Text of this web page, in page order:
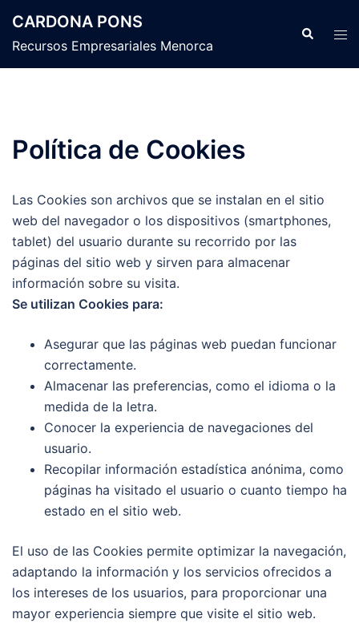
contenido
CARDONA PONS
Recursos Empresariales Menorca
Buscar
Política de Cookies
Las Cookies son archivos que se instalan en el sitio
web del navegador o los dispositivos (smartphones,
tablet) del usuario durante su recorrido por las
páginas del sitio web y sirven para almacenar
información sobre su visita.
Se utilizan Cookies para:
Asegurar que las páginas web puedan funcionar
correctamente.
Almacenar las preferencias, como el idioma o la
medida de la letra.
Conocer la experiencia de navegaciones del
usuario.
Recopilar información estadística anónima, como
páginas ha visitado el usuario o cuanto tiempo ha
estado en el sitio web.
El uso de las Cookies permite optimizar la navegación,
adaptando la información y los servicios ofrecidos a
los intereses de los usuarios, para proporcionar una
mayor experiencia siempre que visite el sitio web.